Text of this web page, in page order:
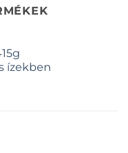
ízekben